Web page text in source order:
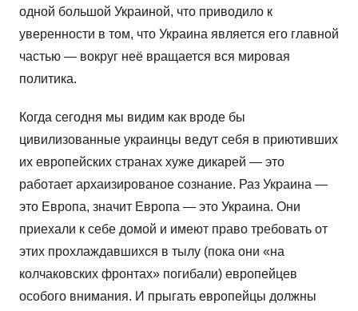
одной большой Украиной, что приводило к
уверенности в том, что Украина является его главной
частью — вокруг неё вращается вся мировая
политика.
Когда сегодня мы видим как вроде бы
цивилизованные украинцы ведут себя в приютивших
их европейских странах хуже дикарей — это
работает архаизированое сознание. Раз Украина —
это Европа, значит Европа — это Украина. Они
приехали к себе домой и имеют право требовать от
этих прохлаждавшихся в тылу (пока они «на
колчаковских фронтах» погибали) европейцев
особого внимания. И прыгать европейцы должны